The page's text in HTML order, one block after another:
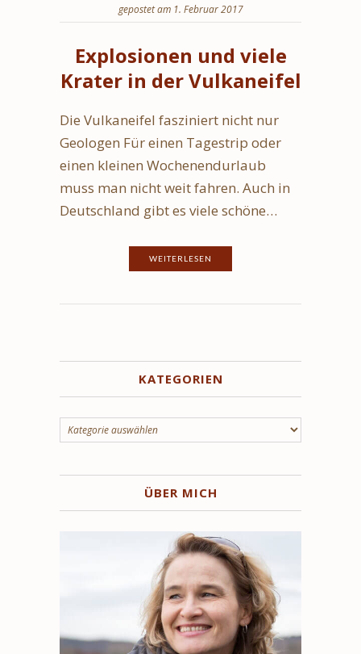
gepostet am 1. Februar 2017
Explosionen und viele
Krater in der Vulkaneifel
Die Vulkaneifel fasziniert nicht nur
Geologen Für einen Tagestrip oder
einen kleinen Wochenendurlaub
muss man nicht weit fahren. Auch in
Deutschland gibt es viele schöne…
WEITERLESEN
KATEGORIEN
Kategorien
ÜBER MICH